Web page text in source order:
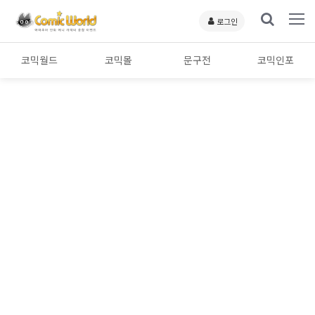
로그인
코믹월드 코믹몰 문구전 코믹인포